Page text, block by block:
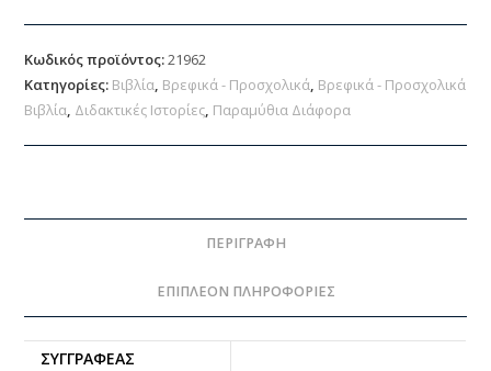
Κωδικός προϊόντος:21962
Κατηγορίες: Βιβλία, Βρεφικά - Προσχολικά, Βρεφικά - Προσχολικά
Βιβλία, Διδακτικές Ιστορίες, Παραμύθια Διάφορα
ΠΕΡΙΓΡΑΦΉ
ΕΠΙΠΛΈΟΝ ΠΛΗΡΟΦΟΡΊΕΣ
ΣΥΓΓΡΑΦΈΑΣ